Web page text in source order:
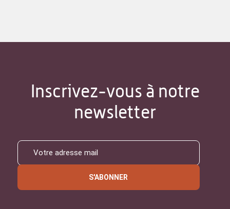
Inscrivez-vous à notre
newsletter
S'ABONNER